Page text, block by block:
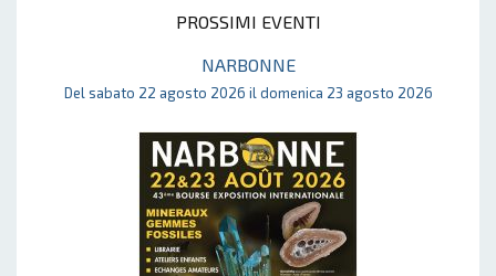
PROSSIMI EVENTI
NARBONNE
Del sabato 22 agosto 2026 il domenica 23 agosto 2026